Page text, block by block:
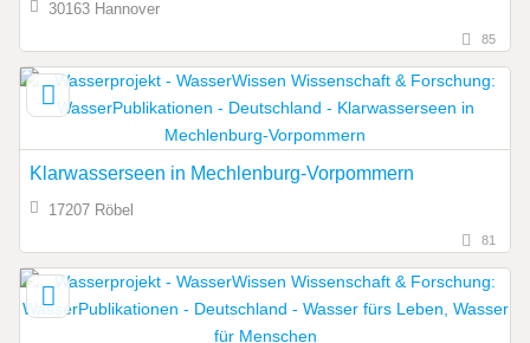
30163 Hannover
85
Klarwasserseen in Mechlenburg-Vorpommern
17207 Röbel
81